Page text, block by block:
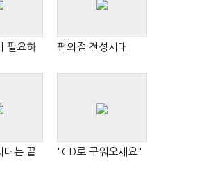
필요하
편의점 전성시대
대는 끝
"CD로 구워오세요"